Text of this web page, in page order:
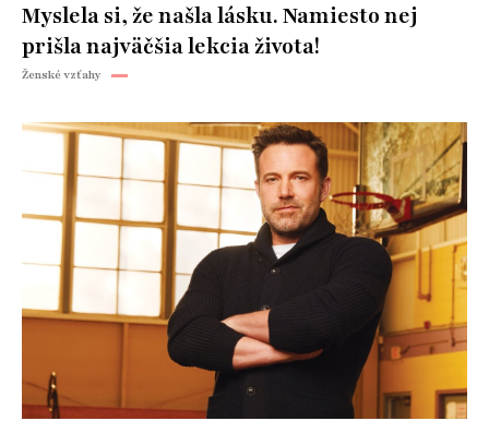
Myslela si, že našla lásku. Namiesto nej
prišla najväčšia lekcia života!
Ženské vzťahy